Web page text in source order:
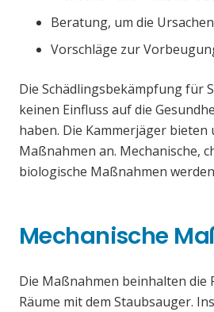
Beratung, um die
Vorschläge zur
Die Schädlingsbekämpfung für
keinen Einfluss auf die
haben. Die Kammerjäger bieten
Maßnahmen an. Mechanische,
biologische Maßnahmen
Mechanische
Die Maßnahmen beinhalten die
Räume mit dem Staubsauger.